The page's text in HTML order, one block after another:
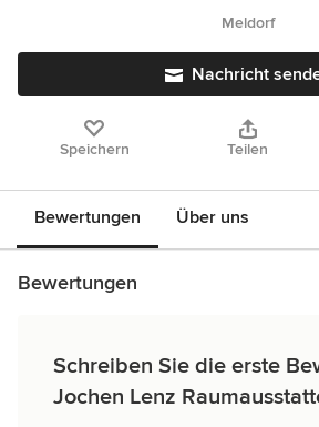
Meldorf
Nachricht
Speichern Teilen
Bewertungen Über uns
Bewertungen
Schreiben Sie die erste
Jochen Lenz